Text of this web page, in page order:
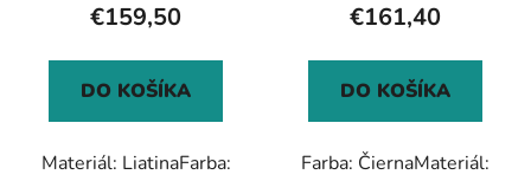
€159,50
DO KOŠÍKA
Materiál: LiatinaFarba:
€161,40
DO KOŠÍKA
Farba: ČiernaMateriál: